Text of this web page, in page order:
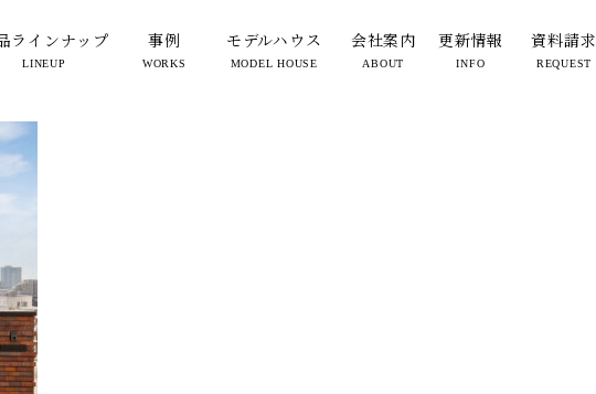
ラインナップ
LINEUP
事例
WORKS
モデルハウス
MODEL HOUSE
会社案内
ABOUT
更新情報
INFO
資料請求
REQUEST
uwa-3004-1
2024.02.09